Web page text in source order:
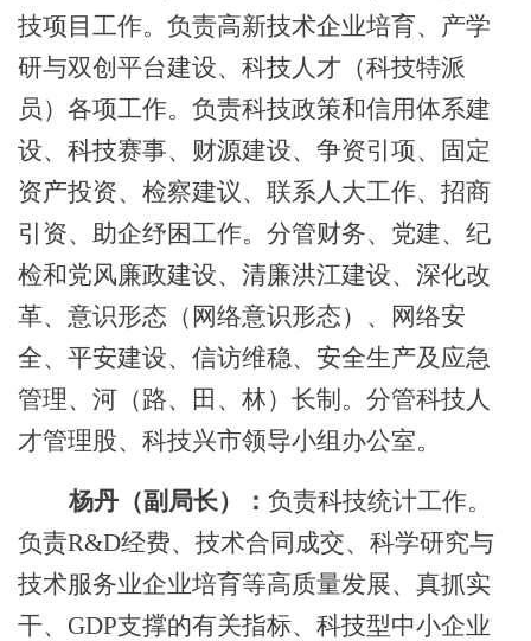
技项目工作。负责高新技术企业培育、产学
研与双创平台建设、科技人才（科技特派
员）各项工作。负责科技政策和信用体系建
设、科技赛事、财源建设、争资引项、固定
资产投资、检察建议、联系人大工作、招商
引资、助企纾困工作。分管财务、党建、纪
检和党风廉政建设、清廉洪江建设、深化改
革、意识形态（网络意识形态）、网络安
全、平安建设、信访维稳、安全生产及应急
管理、河（路、田、林）长制。分管科技人
才管理股、科技兴市领导小组办公室。
杨丹（副局长）： 负责科技统计工作。
负责R&D经费、技术合同成交、科学研究与
技术服务业企业培育等高质量发展、真抓实
干、GDP支撑的有关指标、科技型中小企业